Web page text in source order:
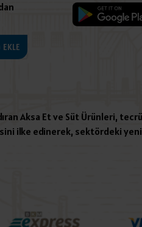
EKLE
Aksa Et ve Süt Ürünleri,
ilke edinerek, sektördeki